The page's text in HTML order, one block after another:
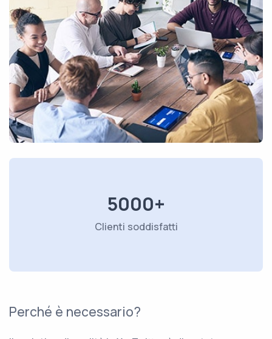
5000+
Clienti soddisfatti
Perché è necessario?